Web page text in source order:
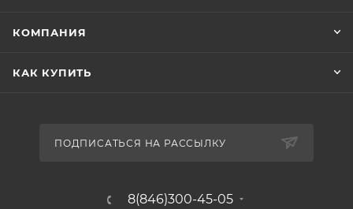
КОМПАНИЯ
КАК КУПИТЬ
ПОДПИСАТЬСЯ НА РАССЫЛКУ
8(846)300-45-05